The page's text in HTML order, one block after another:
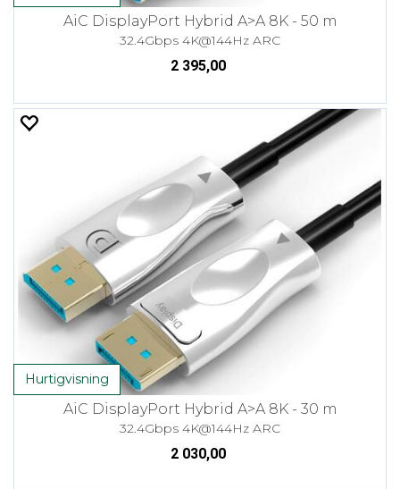
AiC DisplayPort Hybrid A>A 8K - 50 m
32.4Gbps 4K@144Hz ARC
2 395,00
Hurtigvisning
AiC DisplayPort Hybrid A>A 8K - 30 m
32.4Gbps 4K@144Hz ARC
2 030,00